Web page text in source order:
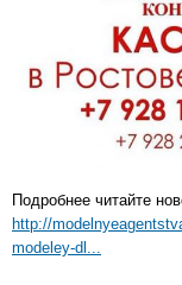
Подробнее читайте
http://
modeley-dl...